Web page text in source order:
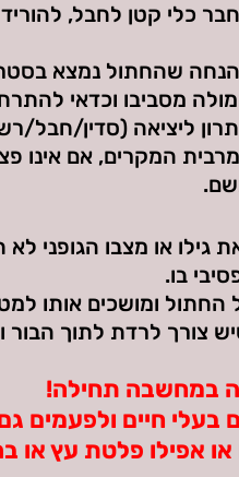
כלי קטן לחבל,
שהחתול נמצא
מסביבו וכדאי
ליציאה (סדין/חבל/
המקרים, אם אינו
או מצבו הגופני לא
בו.
ומושכים אותו
צורך לרדת לתוך
במחשבה תחילה!
חיים ולפעמים גם
אפילו פלטת עץ או